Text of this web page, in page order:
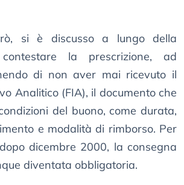
si è discusso a lungo della
la prescrizione, ad
di non aver mai ricevuto il
Analitico (FIA), il documento che
del buono, come durata,
e modalità di rimborso. Per
dicembre 2000, la consegna
diventata obbligatoria.